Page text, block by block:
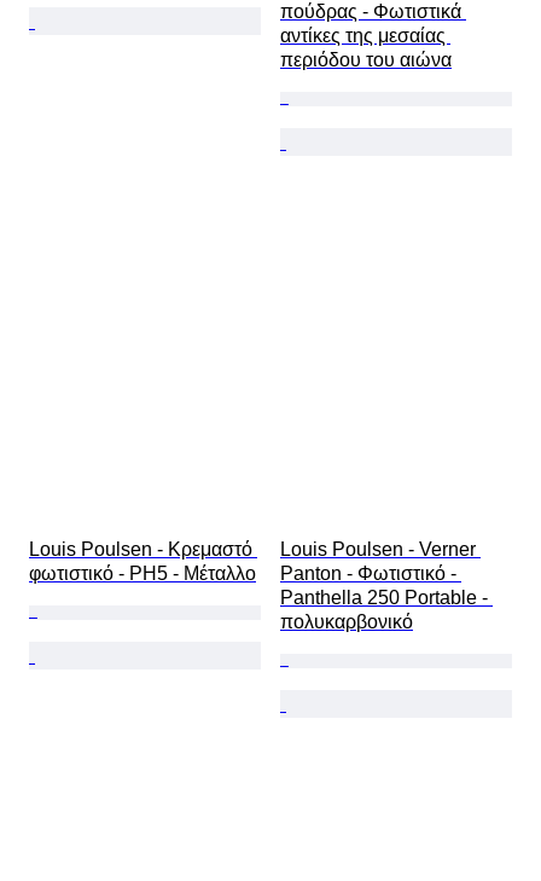
πούδρας - Φωτιστικά
αντίκες της μεσαίας
περιόδου του αιώνα
Louis Poulsen - Κρεμαστό
φωτιστικό - PH5 - Μέταλλο
Louis Poulsen - Verner
Panton - Φωτιστικό -
Panthella 250 Portable -
πολυκαρβονικό